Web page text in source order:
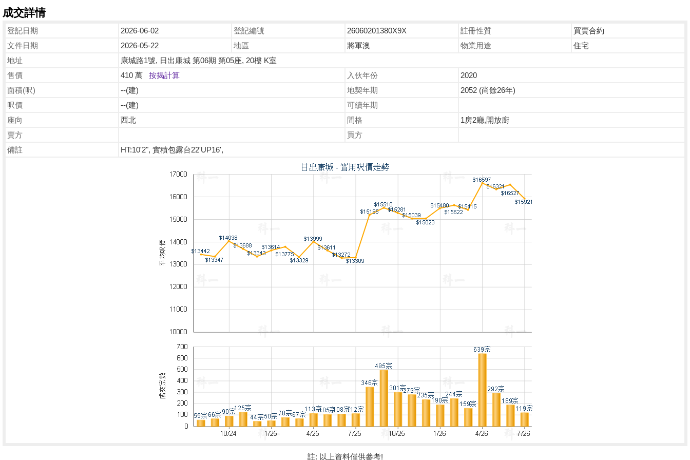
成交詳情
登記日期 2026-06-02 登記編號 26060201380X9X 註冊性質
買賣合約
文件日期
2026-05-22 地區 將軍澳 物業用途
住宅
地址
康城路1號, 日出康城 第06期 第05座, 20樓 K室
售價
410 萬 按揭計算 入伙年份
2020
面積(呎)
--(建) 地契年期
2052 (尚餘26年)
呎價
--(建)
可續年期
座向
西北 間格
1房2廳,開放廚
賣方
買方
備註
HT:10'2", 實積包露台22'UP16',
註: 以上資料僅供參考!